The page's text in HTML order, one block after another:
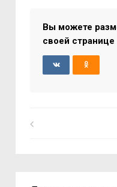
Вы можете
своей странице